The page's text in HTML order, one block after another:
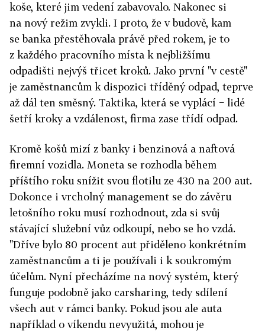
koše, které jim vedení zabavovalo. Nakonec si
na nový režim zvykli. I proto, že v budově, kam
se banka přestěhovala právě před rokem, je to
z každého pracovního místa k nejbližšímu
odpadišti nejvýš třicet kroků. Jako první "v cestě"
je zaměstnancům k dispozici tříděný odpad, teprve
až dál ten směsný. Taktika, která se vyplácí − lidé
šetří kroky a vzdálenost, firma zase třídí odpad.
Kromě košů mizí z banky i benzinová a naftová
firemní vozidla. Moneta se rozhodla během
příštího roku snížit svou flotilu ze 430 na 200 aut.
Dokonce i vrcholný management se do závěru
letošního roku musí rozhodnout, zda si svůj
stávající služební vůz odkoupí, nebo se ho vzdá.
"Dříve bylo 80 procent aut přiděleno konkrétním
zaměstnancům a ti je používali i k soukromým
účelům. Nyní přecházíme na nový systém, který
funguje podobně jako carsharing, tedy sdílení
všech aut v rámci banky. Pokud jsou ale auta
například o víkendu nevyužitá, mohou je